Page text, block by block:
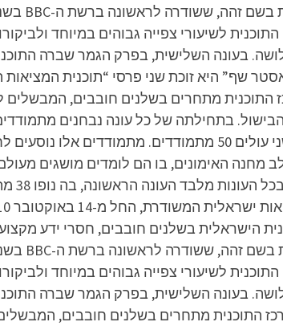
לשיעורי צפייה גבוהים במיוחד
בעונה השלישית, בפרק הגמר שברה
התוכנית מתחרים בשלנים חובבים,
בתחילתה של כל עונה נבחנים
האם מגיע להם לעלות לשלב הבא. לשלב השני עולים 50
האימונים, בו הם לומדים מושגים
הישראלית בשלנים חובבים, חסרי ידע
לשיעורי צפייה גבוהים במיוחד
בעונה השלישית, בפרק הגמר שברה
אחוזי צפייה. במרכז התוכנית מתחרים בשלנים